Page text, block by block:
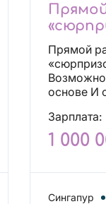
Прямой
Зарплата:
1 000
Сингапур